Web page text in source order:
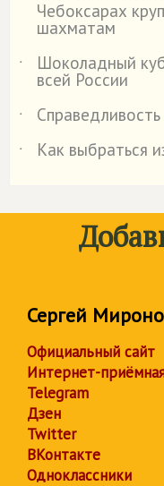
Чебоксарах
шахматам
˙
Шоколадный
всей России
˙
˙
Как выбраться
Сергей
Официальный сайт
Интернет-
Telegram
Дзен
Twitter
ВКонтакте
Одноклассники